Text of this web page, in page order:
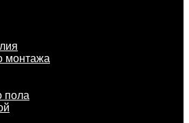
монтажа
пола